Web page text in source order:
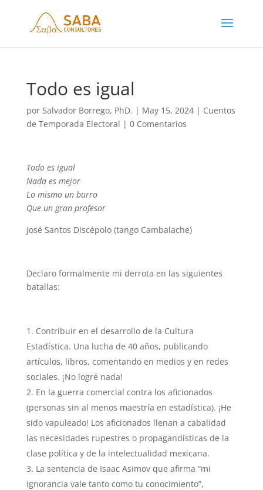
Todo es igual
por Salvador Borrego, PhD. | May 15, 2024| Cuentos
de Temporada Electoral | 0 Comentarios
Todo es igual
Nada es mejor
Lo mismo un burro
Que un gran profesor
José Santos Discépolo (tango Cambalache)
Declaro formalmente mi derrota en las siguientes
batallas:
Contribuir en el desarrollo de la Cultura
Estadística. Una lucha de 40 años, publicando
artículos, libros, comentando en medios y en redes
sociales. ¡No logré nada!
En la guerra comercial contra los aficionados
(personas sin al menos maestría en estadística). ¡He
sido vapuleado! Los aficionados llenan a cabalidad
las necesidades rupestres o propagandísticas de la
clase política y de la intelectualidad mexicana.
La sentencia de Isaac Asimov que afirma “mi
ignorancia vale tanto como tu conocimiento”,